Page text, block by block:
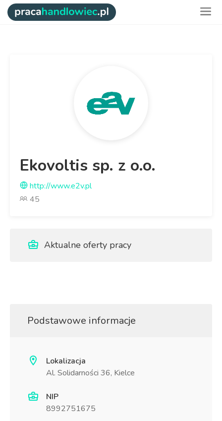
Ekovoltis sp. z o.o.
http://www.e2v.pl
45
Aktualne oferty pracy
Podstawowe informacje
Lokalizacja
Al. Solidarności 36, Kielce
NIP
8992751675